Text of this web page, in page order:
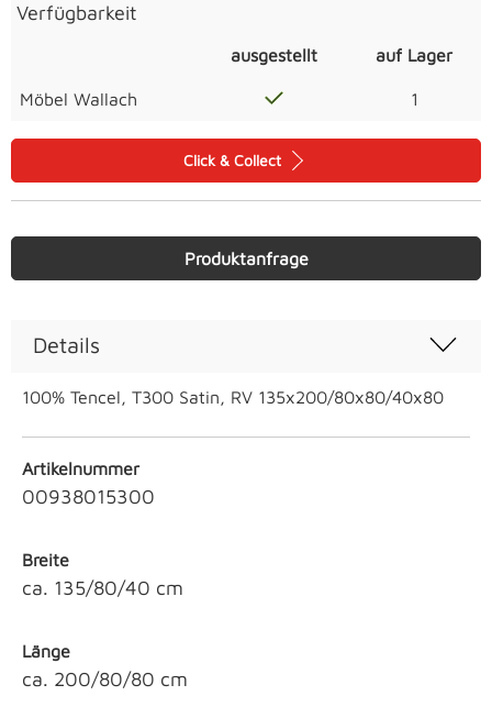
Verfügbarkeit
ausgestellt auf Lager
Möbel Wallach 1
Click & Collect
Produktanfrage
Details
100% Tencel, T300 Satin, RV 135x200/80x80/40x80
Artikelnummer
00938015300
Breite
ca. 135/80/40 cm
Länge
ca. 200/80/80 cm